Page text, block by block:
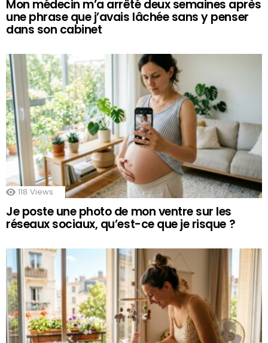
Mon médecin m’a arrêté deux semaines après
une phrase que j’avais lâchée sans y penser
dans son cabinet
118 Views
Je poste une photo de mon ventre sur les
réseaux sociaux, qu’est-ce que je risque ?